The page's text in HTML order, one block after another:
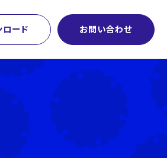
ード お問い合わせ
務改革
ーンマネジメント
ソースマネジメント
み
ワーク